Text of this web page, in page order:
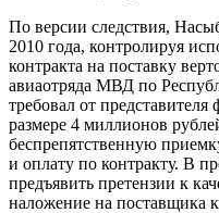
По версии следствия,
2010 года, контролируя
контракта на поставку
авиаотряда МВД по
требовал от
размере 4 миллионов
беспрепятственную
и оплату по контракту. В
предъявить претензии к
наложение на поставщика